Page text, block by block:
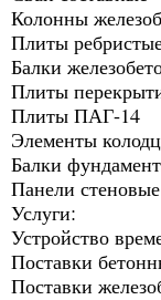
Колонны
Плиты
Балки
Плиты
Плиты ПАГ-14
Элементы
Балки
Панели стеновые
Услуги:
Устройство
Поставки
Поставки